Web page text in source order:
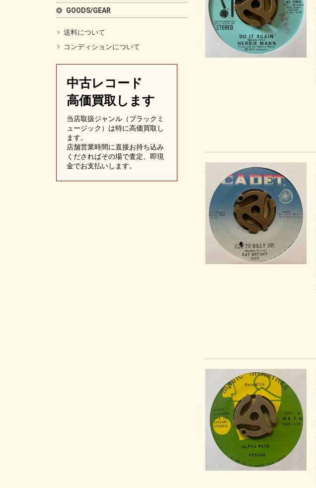
GOODS/GEAR
送料について
コンディションについて
中古レコード
高価買取します
当店取扱ジャンル（ブラックミ
ュージック）は特に高価買取し
ます。
店舗営業時間に直接お持ち込み
くださればその場で査定、即現
金でお支払いします。